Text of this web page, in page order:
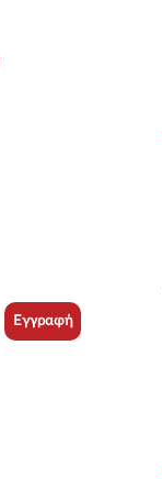
Εγγραφή